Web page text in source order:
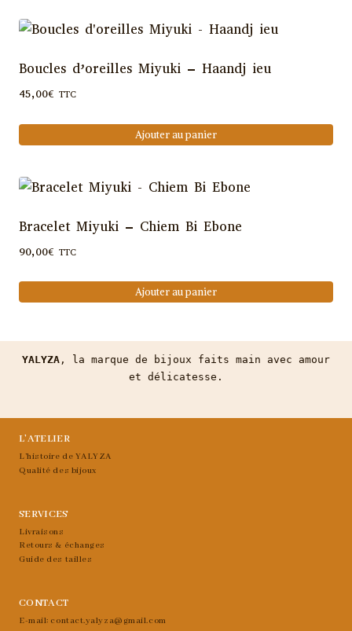
sur
page
du
Boucles d’oreilles Miyuki – Haandj ieu
45,00€ TTC
Ajouter au panier
Bracelet Miyuki – Chiem Bi Ebone
90,00€ TTC
Ajouter au panier
YALYZA , la marque de bijoux faits main avec amour
et délicatesse.
L’ATELIER
L’histoire de YALYZA
Qualité des bijoux
SERVICES
Livraisons
Retours & échanges
Guide des tailles
CONTACT
E-mail: contact.yalyza@gmail.com